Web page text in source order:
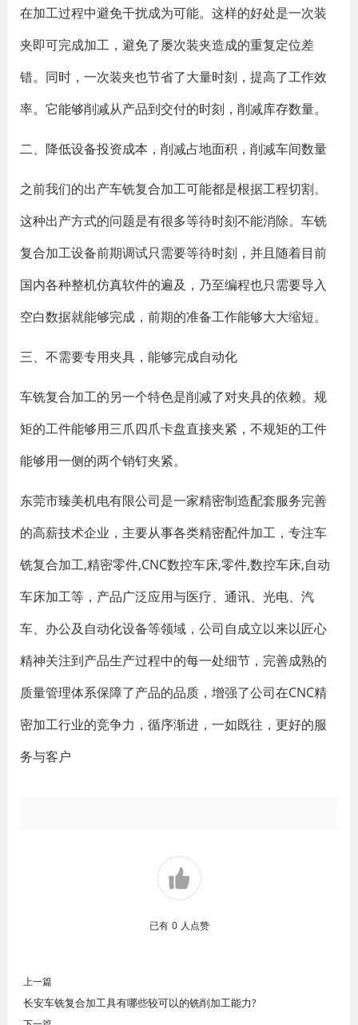
在加工过程中避免干扰成为可能。这样的好处是一次装
夹即可完成加工，避免了屡次装夹造成的重复定位差
错。同时，一次装夹也节省了大量时刻，提高了工作效
率。它能够削减从产品到交付的时刻，削减库存数量。
二、降低设备投资成本，削减占地面积，削减车间数量
之前我们的出产车铣复合加工可能都是根据工程切割。
这种出产方式的问题是有很多等待时刻不能消除。车铣
复合加工设备前期调试只需要等待时刻，并且随着目前
国内各种整机仿真软件的遍及，乃至编程也只需要导入
空白数据就能够完成，前期的准备工作能够大大缩短。
三、不需要专用夹具，能够完成自动化
车铣复合加工的另一个特色是削减了对夹具的依赖。规
矩的工件能够用三爪四爪卡盘直接夹紧，不规矩的工件
能够用一侧的两个销钉夹紧。
东莞市臻美机电有限公司是一家精密制造配套服务完善
的高薪技术企业，主要从事各类精密配件加工，专注车
铣复合加工,精密零件,CNC数控车床,零件,数控车床,自动
车床加工等，产品广泛应用与医疗、通讯、光电、汽
车、办公及自动化设备等领域，公司自成立以来以匠心
精神关注到产品生产过程中的每一处细节，完善成熟的
质量管理体系保障了产品的品质，增强了公司在CNC精
密加工行业的竞争力，循序渐进，一如既往，更好的服
务与客户
已有 0 人点赞
上一篇
长安车铣复合加工具有哪些较可以的铣削加工能力?